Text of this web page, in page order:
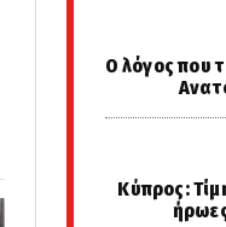
Ο λόγος που
Κύπρος: